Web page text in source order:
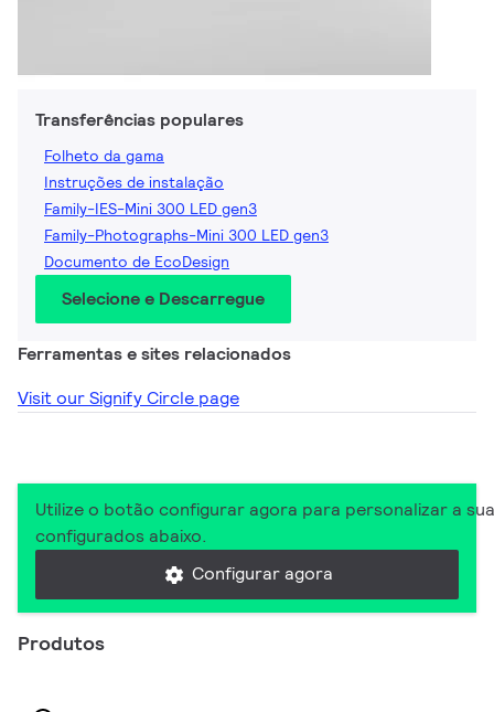
Transferências populares
Folheto da gama
Instruções de instalação
Family-IES-Mini 300 LED gen3
Family-Photographs-Mini 300 LED gen3
Documento de EcoDesign
Selecione e Descarregue
Ferramentas e sites relacionados
Visit our Signify Circle page
Utilize o botão configurar agora para personalizar a
configurados abaixo.
Configurar agora
Produtos